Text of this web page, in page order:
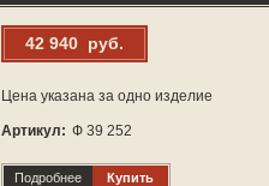
42 940 руб.
Цена указана за одно изделие
Артикул: Ф 39 252
Подробнее Купить